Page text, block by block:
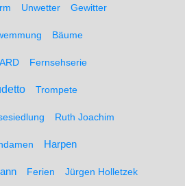
Unwetter Gewitter
Bäume
ARD Fernsehserie
Trompete
Ruth Joachim
Harpen
Ferien Jürgen Holletzek